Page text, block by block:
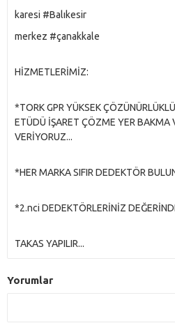
karesi #Balıkesir
merkez #çanakkale
HİZMETLERİMİZ:
*TORK GPR YÜKSEK
ETÜDÜ İŞARET ÇÖZME YER
VERİYORUZ...
*HER MARKA SIFIR DEDEKTÖR
*2.nci DEDEKTÖRLERİNİZ
TAKAS YAPILIR...
Yorumlar